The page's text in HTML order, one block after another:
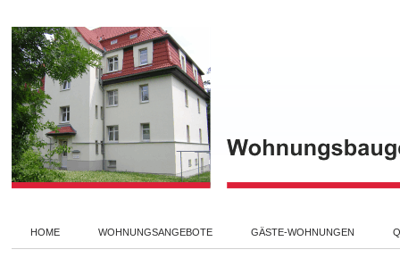
HOME WOHNUNGSANGEBOTE GÄSTE-WOHNUNGEN